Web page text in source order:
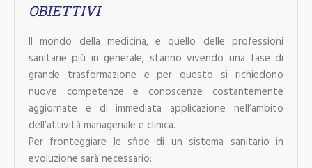
OBIETTIVI
Il mondo della medicina, e quello delle professioni
sanitarie più in generale, stanno vivendo una fase di
grande trasformazione e per questo si richiedono
nuove competenze e conoscenze costantemente
aggiornate e di immediata applicazione nell’ambito
dell’attività manageriale e clinica.
Per fronteggiare le sfide di un sistema sanitario in
evoluzione sarà necessario: